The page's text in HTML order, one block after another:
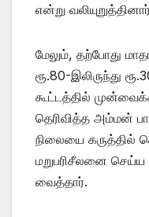
என்று
மேலும், தற்போது
ரூ.80-இலிருந்து
கூட்டத்தில்
தெரிவித்த அம்மன்
நிலையை
மறுபரிசீலனை
வைத்தார்.